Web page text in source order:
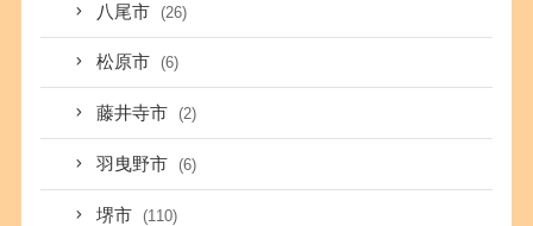
八尾市 (26)
松原市 (6)
藤井寺市 (2)
羽曳野市 (6)
堺市 (110)